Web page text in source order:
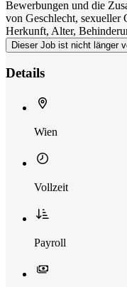
Bewerbungen und die
von Geschlecht, sexueller
Herkunft, Alter,
Dieser Job ist nicht länger
Details
Wien
Vollzeit
Payroll